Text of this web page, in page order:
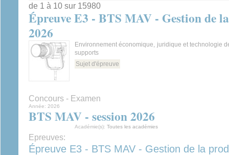
de 1 à 10 sur 15980
Épreuve E3 - BTS MAV - Gestion de
2026
Environnement économique, juridique et technologie
supports
Sujet d'épreuve
Concours - Examen
Année: 2026
BTS MAV - session 2026
Académie(s): Toutes les académies
Epreuves:
Épreuve E3 - BTS MAV - Gestion de la